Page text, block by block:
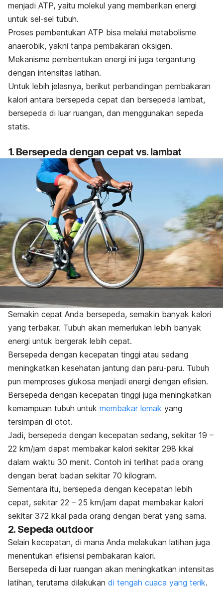
menjadi ATP, yaitu molekul yang memberikan energi
untuk sel-sel tubuh.
Proses pembentukan ATP bisa melalui metabolisme
anaerobik, yakni tanpa pembakaran oksigen.
Mekanisme pembentukan energi ini juga tergantung
dengan intensitas latihan.
Untuk lebih jelasnya, berikut perbandingan pembakaran
kalori antara bersepeda cepat dan bersepeda lambat,
bersepeda di luar ruangan, dan menggunakan sepeda
statis.
1. Bersepeda dengan cepat vs. lambat
Semakin cepat Anda bersepeda, semakin banyak kalori
yang terbakar. Tubuh akan memerlukan lebih banyak
energi untuk bergerak lebih cepat.
Bersepeda dengan kecepatan tinggi atau sedang
meningkatkan kesehatan jantung dan paru-paru. Tubuh
pun memproses glukosa menjadi energi dengan efisien.
Bersepeda dengan kecepatan tinggi juga meningkatkan
kemampuan tubuh untuk membakar lemak yang
tersimpan di otot.
Jadi, bersepeda dengan kecepatan sedang, sekitar 19 –
22 km/jam dapat membakar kalori sekitar 298 kkal
dalam waktu 30 menit. Contoh ini terlihat pada orang
dengan berat badan sekitar 70 kilogram.
Sementara itu, bersepeda dengan kecepatan lebih
cepat, sekitar 22 – 25 km/jam dapat membakar kalori
sekitar 372 kkal pada orang dengan berat yang sama.
2. Sepeda outdoor
Selain kecepatan, di mana Anda melakukan latihan juga
menentukan efisiensi pembakaran kalori.
Bersepeda di luar ruangan akan meningkatkan intensitas
latihan, terutama dilakukan di tengah cuaca yang terik.